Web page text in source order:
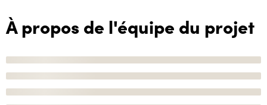
À propos de l'équipe du projet